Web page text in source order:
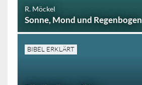
R. Möckel
Sonne, Mond und Regenbogen
BIBEL ERKLÄRT